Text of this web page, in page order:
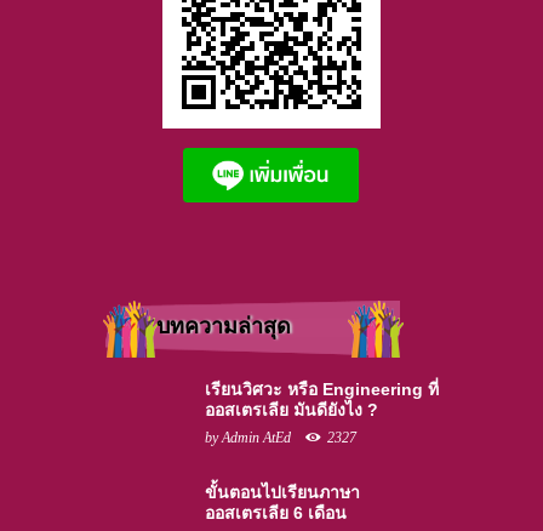
บทความล่าสุด
เรียนวิศวะ หรือ Engineering ที่
ออสเตรเลีย มันดียังไง ?
byAdmin AtEd 2327
ขั้นตอนไปเรียนภาษา
ออสเตรเลีย 6 เดือน